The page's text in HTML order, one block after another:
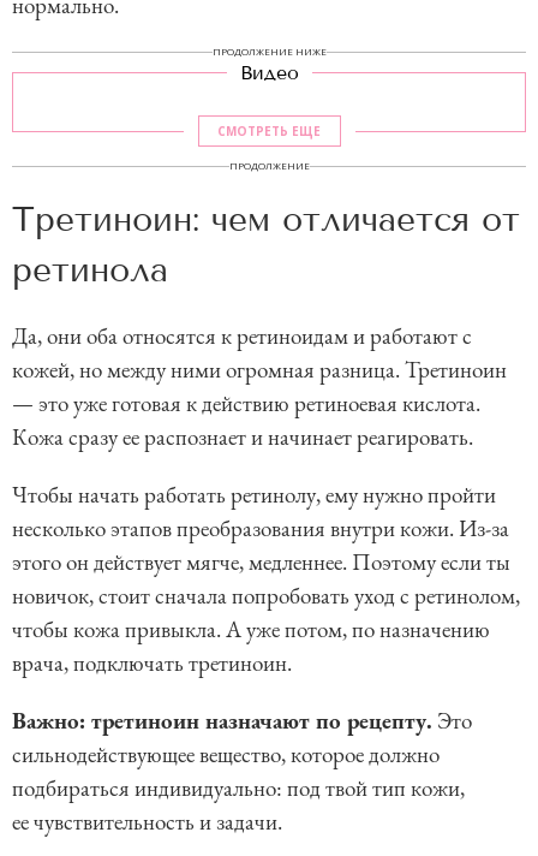
ПРОДОЛЖЕНИЕ НИЖЕ
Видео
СМОТРЕТЬ ЕЩЕ
ПРОДОЛЖЕНИЕ
Третиноин: чем отличается от
ретинола
Да, они оба относятся к ретиноидам и работают с
кожей, но между ними огромная разница. Третиноин
— это уже готовая к действию ретиноевая кислота.
Кожа сразу ее распознает и начинает реагировать.
Чтобы начать работать ретинолу, ему нужно пройти
несколько этапов преобразования внутри кожи. Из-за
этого он действует мягче, медленнее. Поэтому если ты
новичок, стоит сначала попробовать уход с ретинолом,
чтобы кожа привыкла. А уже потом, по назначению
врача, подключать третиноин.
Важно: третиноин назначают по рецепту. Это
сильнодействующее вещество, которое должно
подбираться индивидуально: под твой тип кожи,
ее чувствительность и задачи.